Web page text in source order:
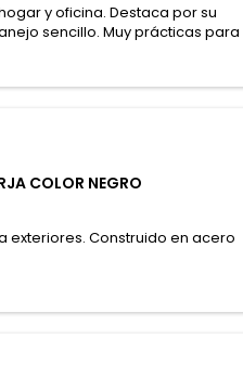
y oficina. Destaca por su
sencillo. Muy prácticas para
COLOR NEGRO
exteriores. Construido en acero